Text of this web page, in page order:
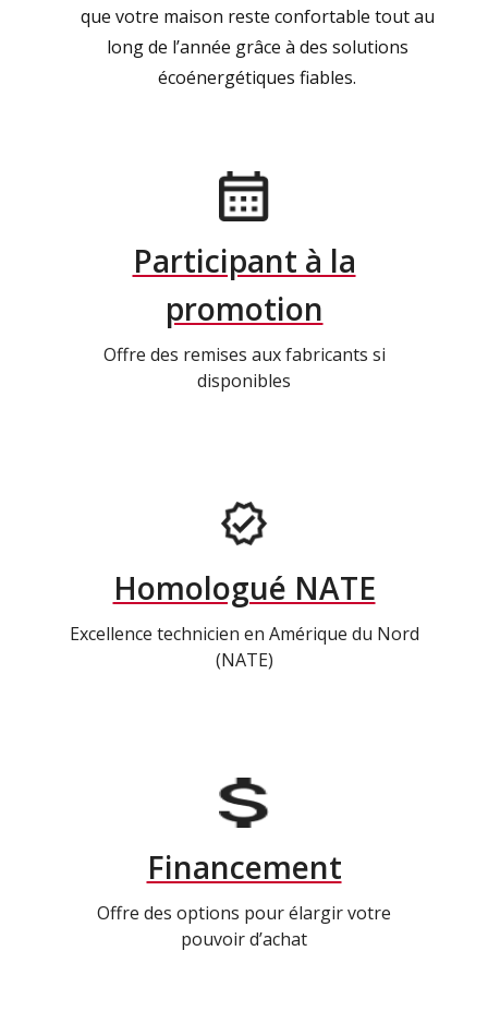
que votre maison reste confortable tout au
long de l’année grâce à des solutions
écoénergétiques fiables.
Participant à la
promotion
Offre des remises aux fabricants si
disponibles
Homologué NATE
Excellence technicien en Amérique du Nord
(NATE)
Financement
Offre des options pour élargir votre
pouvoir d’achat